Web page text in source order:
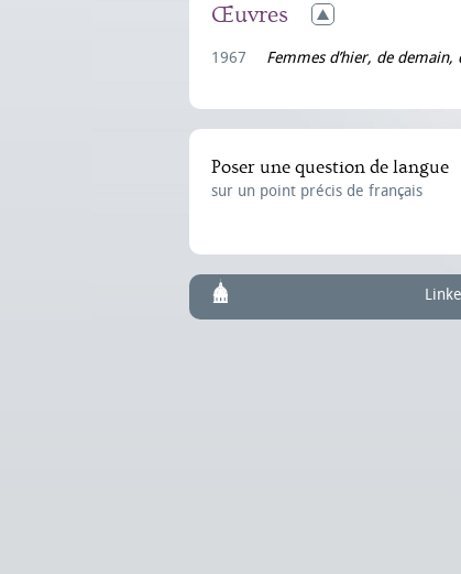
Œuvres
1967 Femmes d’hier, de demain,
Poser une question de langue
sur un point précis de français